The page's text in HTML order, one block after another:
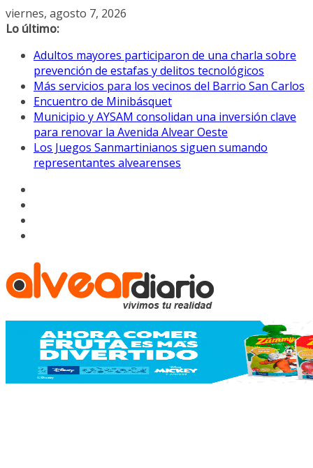
Saltar
al
viernes, agosto 7, 2026
Lo último:
Adultos mayores participaron de una charla sobre
prevención de estafas y delitos tecnológicos
Más servicios para los vecinos del Barrio San Carlos
Encuentro de Minibásquet
Municipio y AYSAM consolidan una inversión clave
para renovar la Avenida Alvear Oeste
Los Juegos Sanmartinianos siguen sumando
representantes alvearenses